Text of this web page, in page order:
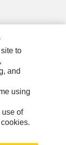
to
and
using
use of